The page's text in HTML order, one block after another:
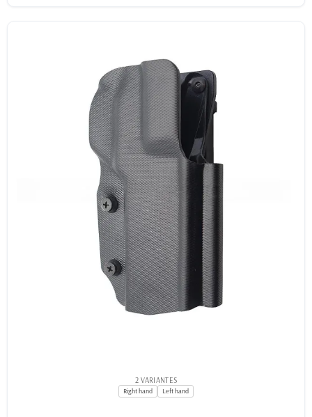
2 VARIANTES
Right hand Left hand